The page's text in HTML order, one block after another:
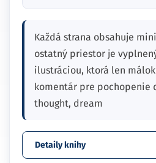
Každá strana obsahuje
ostatný priestor je
ilustráciou, ktorá len
komentár pre pochopenie
thought, dream
Detaily knihy